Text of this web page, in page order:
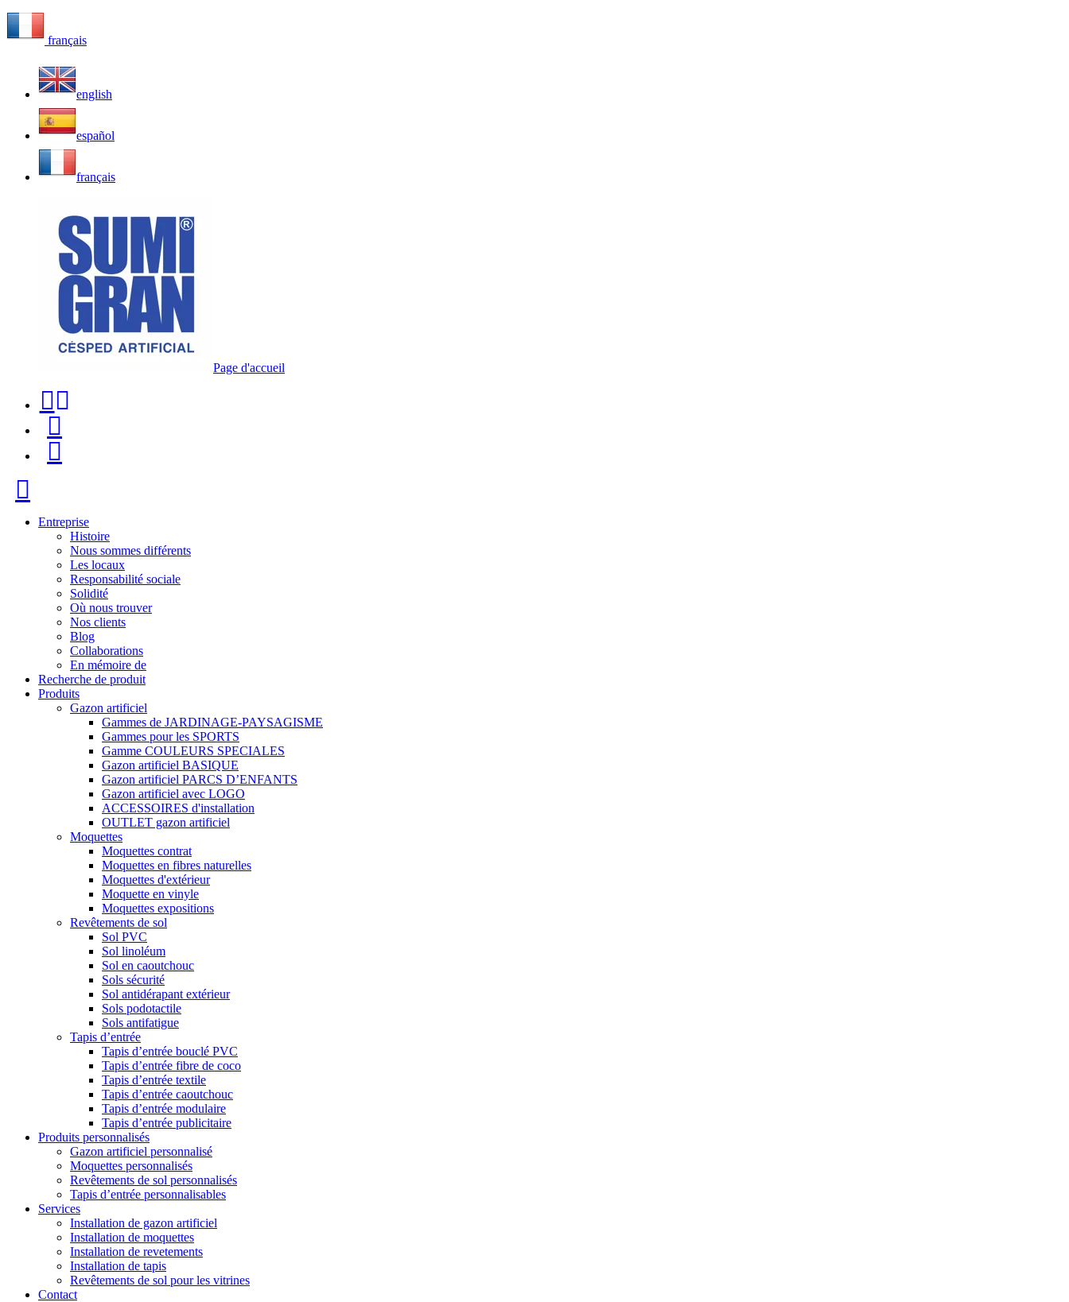
français
english
español
français
Page d'accueil
116
96
57
Entreprise
Histoire
Nous sommes différents
Les locaux
Responsabilité sociale
Solidité
Où nous trouver
Nos clients
Blog
Collaborations
En mémoire de
Recherche de produit
Produits
Gazon artificiel
Gammes de JARDINAGE-PAYSAGISME
Gammes pour les SPORTS
Gamme COULEURS SPECIALES
Gazon artificiel BASIQUE
Gazon artificiel PARCS D’ENFANTS
Gazon artificiel avec LOGO
ACCESSOIRES d'installation
OUTLET gazon artificiel
Moquettes
Moquettes contrat
Moquettes en fibres naturelles
Moquettes d'extérieur
Moquette en vinyle
Moquettes expositions
Revêtements de sol
Sol PVC
Sol linoléum
Sol en caoutchouc
Sols sécurité
Sol antidérapant extérieur
Sols podotactile
Sols antifatigue
Tapis d’entrée
Tapis d’entrée bouclé PVC
Tapis d’entrée fibre de coco
Tapis d’entrée textile
Tapis d’entrée caoutchouc
Tapis d’entrée modulaire
Tapis d’entrée publicitaire
Produits personnalisés
Gazon artificiel personnalisé
Moquettes personnalisés
Revêtements de sol personnalisés
Tapis d’entrée personnalisables
Services
Installation de gazon artificiel
Installation de moquettes
Installation de revetements
Installation de tapis
Revêtements de sol pour les vitrines
Contact